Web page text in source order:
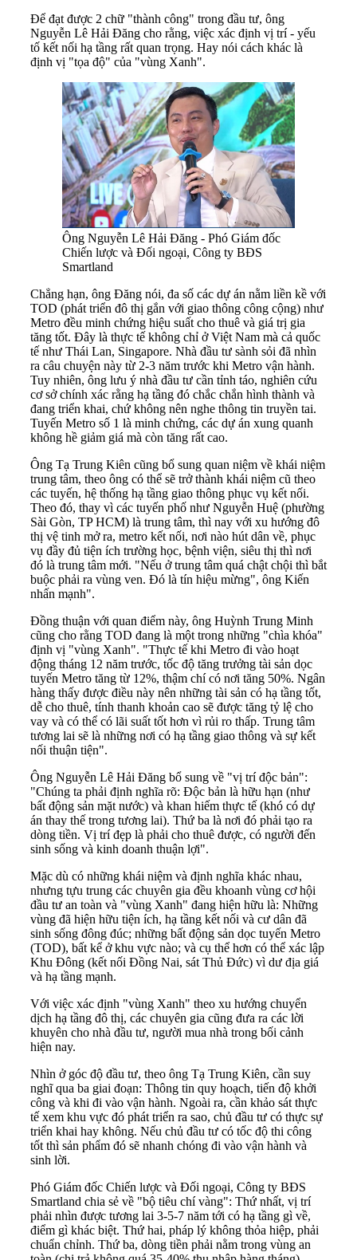
Để đạt được 2 chữ "thành công" trong đầu tư, ông
Nguyễn Lê Hải Đăng cho rằng, việc xác định vị trí - yếu
tố kết nối hạ tầng rất quan trọng. Hay nói cách khác là
định vị "tọa độ" của "vùng Xanh".
Ông Nguyễn Lê Hải Đăng - Phó Giám đốc
Chiến lược và Đối ngoại, Công ty BĐS
Smartland
Chẳng hạn, ông Đăng nói, đa số các dự án nằm liền kề với
TOD (phát triển đô thị gắn với giao thông công cộng) như
Metro đều minh chứng hiệu suất cho thuê và giá trị gia
tăng tốt. Đây là thực tế không chỉ ở Việt Nam mà cả quốc
tế như Thái Lan, Singapore. Nhà đầu tư sành sỏi đã nhìn
ra câu chuyện này từ 2-3 năm trước khi Metro vận hành.
Tuy nhiên, ông lưu ý nhà đầu tư cần tỉnh táo, nghiên cứu
cơ sở chính xác rằng hạ tầng đó chắc chắn hình thành và
đang triển khai, chứ không nên nghe thông tin truyền tai.
Tuyến Metro số 1 là minh chứng, các dự án xung quanh
không hề giảm giá mà còn tăng rất cao.
Ông Tạ Trung Kiên cũng bổ sung quan niệm về khái niệm
trung tâm, theo ông có thể sẽ trở thành khái niệm cũ theo
các tuyến, hệ thống hạ tầng giao thông phục vụ kết nối.
Theo đó, thay vì các tuyến phố như Nguyễn Huệ (phường
Sài Gòn, TP HCM) là trung tâm, thì nay với xu hướng đô
thị vệ tinh mở ra, metro kết nối, nơi nào hút dân về, phục
vụ đầy đủ tiện ích trường học, bệnh viện, siêu thị thì nơi
đó là trung tâm mới. "Nếu ở trung tâm quá chật chội thì bắt
buộc phải ra vùng ven. Đó là tín hiệu mừng", ông Kiến
nhấn mạnh".
Đồng thuận với quan điểm này, ông Huỳnh Trung Minh
cũng cho rằng TOD đang là một trong những "chìa khóa"
định vị "vùng Xanh". "Thực tế khi Metro đi vào hoạt
động tháng 12 năm trước, tốc độ tăng trưởng tài sản dọc
tuyến Metro tăng từ 12%, thậm chí có nơi tăng 50%. Ngân
hàng thấy được điều này nên những tài sản có hạ tầng tốt,
dễ cho thuê, tính thanh khoản cao sẽ được tăng tỷ lệ cho
vay và có thể có lãi suất tốt hơn vì rủi ro thấp. Trung tâm
tương lai sẽ là những nơi có hạ tầng giao thông và sự kết
nối thuận tiện".
Ông Nguyễn Lê Hải Đăng bổ sung về "vị trí độc bản":
"Chúng ta phải định nghĩa rõ: Độc bản là hữu hạn (như
bất động sản mặt nước) và khan hiếm thực tế (khó có dự
án thay thế trong tương lai). Thứ ba là nơi đó phải tạo ra
dòng tiền. Vị trí đẹp là phải cho thuê được, có người đến
sinh sống và kinh doanh thuận lợi".
Mặc dù có những khái niệm và định nghĩa khác nhau,
nhưng tựu trung các chuyên gia đều khoanh vùng cơ hội
đầu tư an toàn và "vùng Xanh" đang hiện hữu là: Những
vùng đã hiện hữu tiện ích, hạ tầng kết nối và cư dân đã
sinh sống đông đúc; những bất động sản dọc tuyến Metro
(TOD), bất kể ở khu vực nào; và cụ thể hơn có thể xác lập
Khu Đông (kết nối Đồng Nai, sát Thủ Đức) vì dư địa giá
và hạ tầng mạnh.
Với việc xác định "vùng Xanh" theo xu hướng chuyển
dịch hạ tầng đô thị, các chuyên gia cũng đưa ra các lời
khuyên cho nhà đầu tư, người mua nhà trong bối cảnh
hiện nay.
Nhìn ở góc độ đầu tư, theo ông Tạ Trung Kiên, cần suy
nghĩ qua ba giai đoạn: Thông tin quy hoạch, tiến độ khởi
công và khi đi vào vận hành. Ngoài ra, cần khảo sát thực
tế xem khu vực đó phát triển ra sao, chủ đầu tư có thực sự
triển khai hay không. Nếu chủ đầu tư có tốc độ thi công
tốt thì sản phẩm đó sẽ nhanh chóng đi vào vận hành và
sinh lời.
Phó Giám đốc Chiến lược và Đối ngoại, Công ty BĐS
Smartland chia sẻ về "bộ tiêu chí vàng": Thứ nhất, vị trí
phải nhìn được tương lai 3-5-7 năm tới có hạ tầng gì về,
điểm gì khác biệt. Thứ hai, pháp lý không thỏa hiệp, phải
chuẩn chỉnh. Thứ ba, dòng tiền phải nằm trong vùng an